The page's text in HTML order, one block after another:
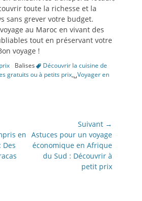
toute la richesse et la
sans grever votre budget.
au Maroc en vivant des
tout en préservant votre
voyage !
Balises
Découvrir la cuisine de
gratuits ou à petits prix,␣Voyager en
en
Suivant →
Article
suivant:
Astuces pour un voyage
économique en Afrique
du Sud : Découvrir à
petit prix